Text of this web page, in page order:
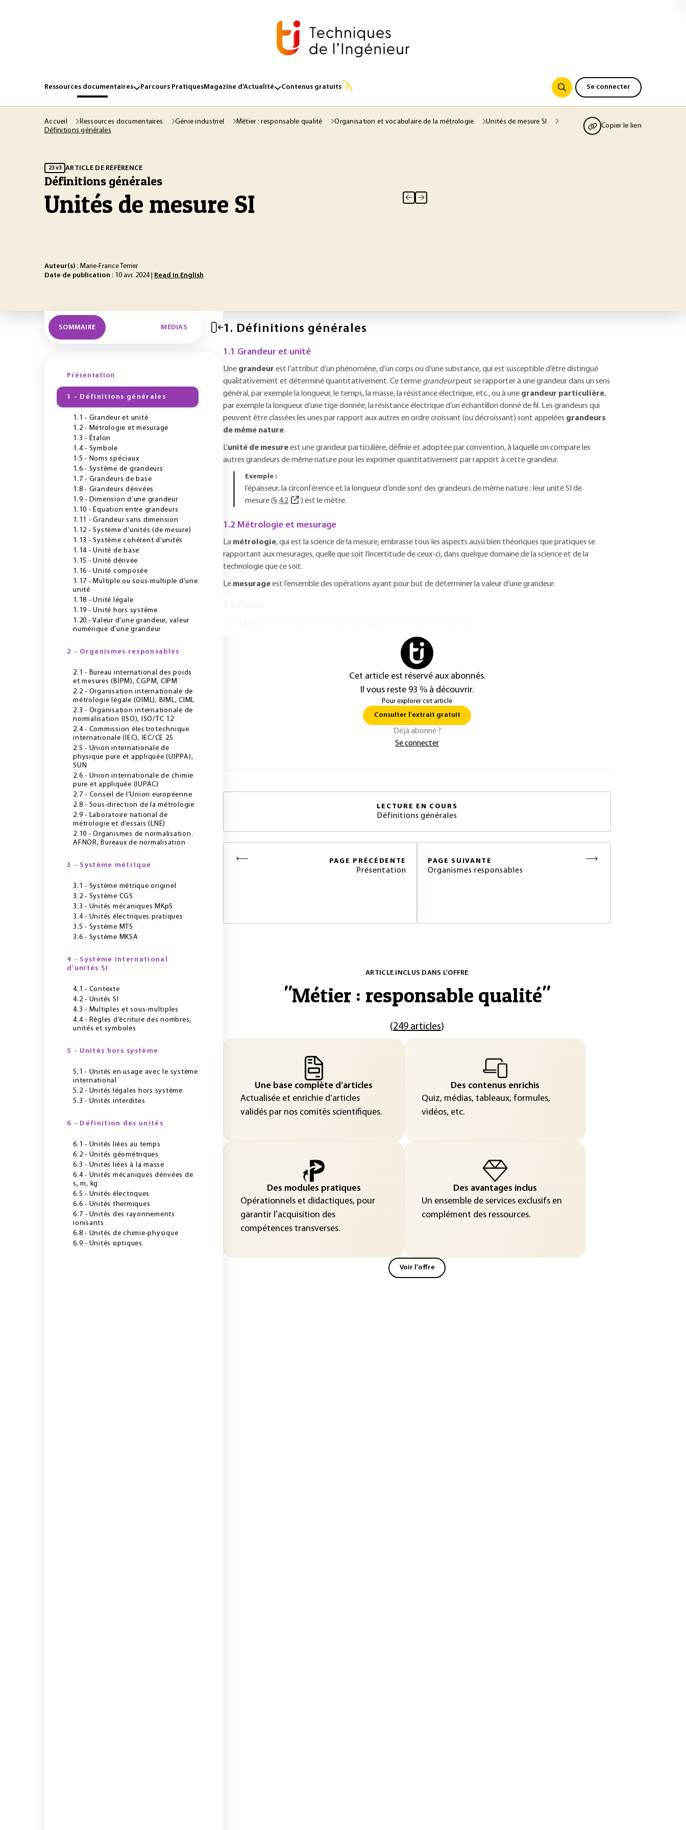
Ressources documentaires Parcours PratiquesMagazine d’Actualité Contenus gratuits Se connecter
Accueil Ressources documentaires Génie industriel Métier : responsable qualité Organisation et vocabulaire de la métrologie
Unités de mesure SI
Définitions générales
Copier le lien
23 v3 ARTICLE DE RÉFÉRENCE
Définitions générales
Unités de mesure SI
Auteur(s) : Marie-France Terrier
Date de publication : 10 avr. 2024 | Read in English
SOMMAIRE MÉDIAS
Présentation
1 - Définitions générales
1.1 - Grandeur et unité
1.2 - Métrologie et mesurage
1.3 - Étalon
1.4 - Symbole
1.5 - Noms spéciaux
1.6 - Système de grandeurs
1.7 - Grandeurs de base
1.8 - Grandeurs dérivées
1.9 - Dimension d’une grandeur
1.10 - Équation entre grandeurs
1.11 - Grandeur sans dimension
1.12 - Système d’unités (de mesure)
1.13 - Système cohérent d’unités
1.14 - Unité de base
1.15 - Unité dérivée
1.16 - Unité composée
1.17 - Multiple ou sous-multiple d’une
unité
1.18 - Unité légale
1.19 - Unité hors système
1.20 - Valeur d’une grandeur, valeur
numérique d’une grandeur
2 - Organismes responsables
2.1 - Bureau international des poids
et mesures (BIPM), CGPM, CIPM
2.2 - Organisation internationale de
métrologie légale (OIML), BIML, CIML
2.3 - Organisation internationale de
normalisation (ISO), ISO/TC 12
2.4 - Commission électrotechnique
internationale (IEC), IEC/CE 25
2.5 - Union internationale de
physique pure et appliquée (UIPPA),
SUN
2.6 - Union internationale de chimie
pure et appliquée (IUPAC)
2.7 - Conseil de l’Union européenne
2.8 - Sous-direction de la métrologie
2.9 - Laboratoire national de
métrologie et d’essais (LNE)
2.10 - Organismes de normalisation.
AFNOR, Bureaux de normalisation
3 - Système métrique
3.1 - Système métrique originel
3.2 - Système CGS
3.3 - Unités mécaniques MKpS
3.4 - Unités électriques pratiques
3.5 - Système MTS
3.6 - Système MKSA
4 - Système international
d’unités SI
4.1 - Contexte
4.2 - Unités SI
4.3 - Multiples et sous-multiples
4.4 - Règles d’écriture des nombres,
unités et symboles
5 - Unités hors système
5.1 - Unités en usage avec le système
international
5.2 - Unités légales hors système
5.3 - Unités interdites
6 - Définition des unités
6.1 - Unités liées au temps
6.2 - Unités géométriques
6.3 - Unités liées à la masse
6.4 - Unités mécaniques dérivées de
s, m, kg
6.5 - Unités électriques
6.6 - Unités thermiques
6.7 - Unités des rayonnements
ionisants
6.8 - Unités de chimie-physique
6.9 - Unités optiques
1. Définitions générales
1.1 Grandeur et unité
Une grandeur est l’attribut d’un phénomène, d’un corps ou d’une substance, qui est susceptible d’être distingué
qualitativement et déterminé quantitativement. Ce terme grandeurpeut se rapporter à une grandeur dans un sens
général, par exemple la longueur, le temps, la masse, la résistance électrique, etc., ou à une grandeur particulière,
par exemple la longueur d’une tige donnée, la résistance électrique d’un échantillon donné de fil. Les grandeurs qui
peuvent être classées les unes par rapport aux autres en ordre croissant (ou décroissant) sont appelées grandeurs
de même nature.
L’unité de mesureest une grandeur particulière, définie et adoptée par convention, à laquelle on compare les
autres grandeurs de même nature pour les exprimer quantitativement par rapport à cette grandeur.
Exemple :
l’épaisseur, la circonférence et la longueur d’onde sont des grandeurs de même nature ; leur unité SI de
mesure (§ 4.2 ) est le mètre.
1.2 Métrologie et mesurage
La métrologie, qui est la science de la mesure, embrasse tous les aspects aussi bien théoriques que pratiques se
rapportant aux mesurages, quelle que soit l’incertitude de ceux-ci, dans quelque domaine de la science et de la
technologie que ce soit.
Le mesurageest l’ensemble des opérations ayant pour but de déterminer la valeur d’une grandeur.
Cet article est réservé aux abonnés.
Il vous reste 93 % à découvrir.
Pour explorer cet article
Consulter l'extrait gratuit
Déjà abonné ?
Se connecter
LECTURE EN COURS
Définitions générales
PAGE PRÉCÉDENTE
Présentation
PAGE SUIVANTE
Organismes responsables
ARTICLE INCLUS DANS L'OFFRE
"Métier : responsable qualité"
(249 articles)
Une base complète d’articles
Actualisée et enrichie d’articles
validés par nos comités scientifiques.
Des contenus enrichis
Quiz, médias, tableaux, formules,
vidéos, etc.
Des modules pratiques
Opérationnels et didactiques, pour
garantir l'acquisition des
compétences transverses.
Des avantages inclus
Un ensemble de services exclusifs en
complément des ressources.
Voir l'offre